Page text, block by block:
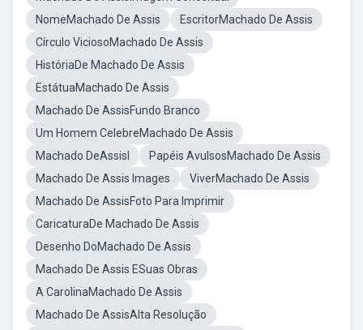
NomeMachado De Assis
EscritorMachado De Assis
Círculo ViciosoMachado De Assis
HistóriaDe Machado De Assis
EstátuaMachado De Assis
Machado De AssisFundo Branco
Um Homem CelebreMachado De Assis
Machado DeAssisl
Papéis AvulsosMachado De Assis
Machado De Assis Images
ViverMachado De Assis
Machado De AssisFoto Para Imprimir
CaricaturaDe Machado De Assis
Desenho DoMachado De Assis
Machado De Assis ESuas Obras
A CarolinaMachado De Assis
Machado De AssisAlta Resolução